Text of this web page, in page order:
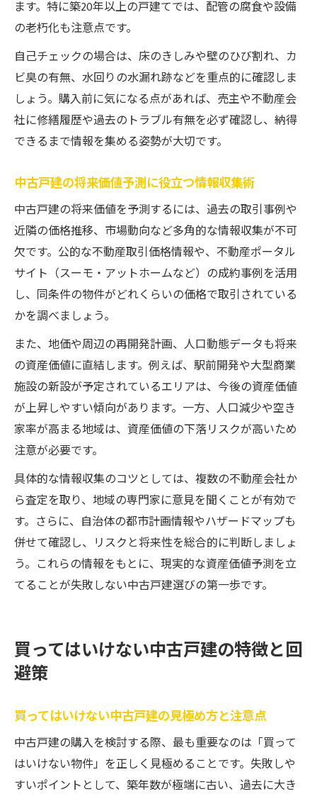
ます。特に築20年以上の戸建てでは、配管の腐食や設備
の老朽化も注意点です。
自己チェックの場合は、床のきしみや壁のひび割れ、カ
ビ臭の有無、水回りの水漏れ跡などを重点的に確認しま
しょう。購入前に気になる点があれば、売主や不動産会
社に修繕履歴や過去のトラブル有無を必ず確認し、納得
できるまで情報を集める姿勢が大切です。
中古戸建の将来価値予測に役立つ情報収集術
中古戸建の将来価値を予測するには、過去の取引事例や
近隣の価格推移、市場動向など多角的な情報収集が不可
欠です。公的な不動産取引価格情報や、不動産ポータル
サイト（スーモ・アットホームなど）の成約事例を活用
し、同条件の物件がどれくらいの価格で取引されている
かを調べましょう。
また、地価や周辺の再開発計画、人口動態データも将来
の資産価値に直結します。例えば、駅前開発や大型商業
施設の新設が予定されているエリアは、今後の資産価値
が上昇しやすい傾向があります。一方、人口減少や空き
家率が高まる地域は、資産価値の下落リスクが高いため
注意が必要です。
具体的な情報収集のコツとしては、複数の不動産会社か
ら査定を取り、地域の専門家に意見を聞くことが有効で
す。さらに、自治体の都市計画情報やハザードマップも
併せて確認し、リスクと将来性を総合的に判断しましょ
う。これらの情報をもとに、現実的な資産価値予測を立
てることが失敗しない中古戸建選びの第一歩です。
買ってはいけない中古戸建の特徴と回
避策
買ってはいけない中古戸建の見極め方と注意点
中古戸建の購入を検討する際、最も重要なのは「買って
はいけない物件」を正しく見極めることです。失敗しや
すいポイントとして、築年数が極端に古い、過去に大き